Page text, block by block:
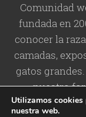
Comunidad
fundada en
conocer la
camadas,
gatos
nuestro
Utilizamos cookies
nuestra web.